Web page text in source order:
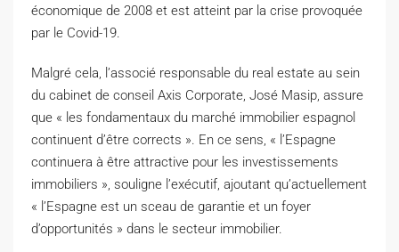
économique de 2008 et est atteint par la crise provoquée
par le Covid-19.
Malgré cela, l’associé responsable du real estate au sein
du cabinet de conseil Axis Corporate, José Masip, assure
que « les fondamentaux du marché immobilier espagnol
continuent d’être corrects ». En ce sens, « l’Espagne
continuera à être attractive pour les investissements
immobiliers », souligne l’exécutif, ajoutant qu’actuellement
« l’Espagne est un sceau de garantie et un foyer
d’opportunités » dans le secteur immobilier.